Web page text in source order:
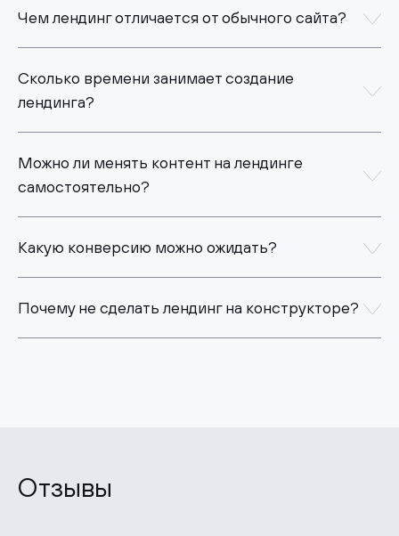
Чем лендинг отличается от обычного сайта?
Сколько времени занимает создание
лендинга?
Можно ли менять контент на лендинге
самостоятельно?
Какую конверсию можно ожидать?
Почему не сделать лендинг на конструкторе?
Отзывы